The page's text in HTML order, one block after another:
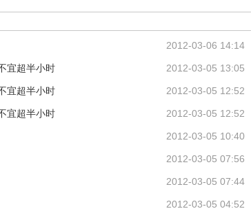
2012-03-06 14:14
2012-03-05 13:05
宜超半小时
2012-03-05 12:52
宜超半小时
2012-03-05 12:52
宜超半小时
2012-03-05 10:40
2012-03-05 07:56
2012-03-05 07:44
2012-03-05 04:52